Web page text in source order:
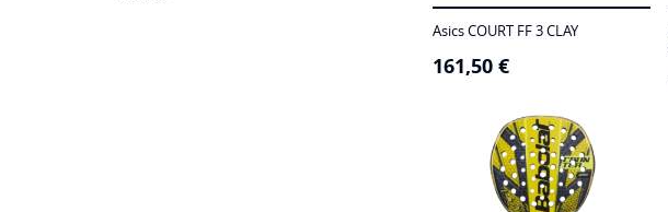
Asics COURT FF 3 CLAY
161,50 €